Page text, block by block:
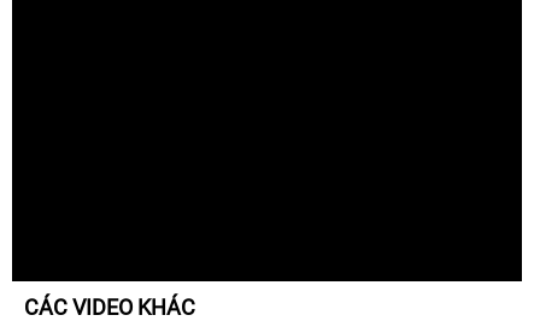
CÁC VIDEO KHÁC